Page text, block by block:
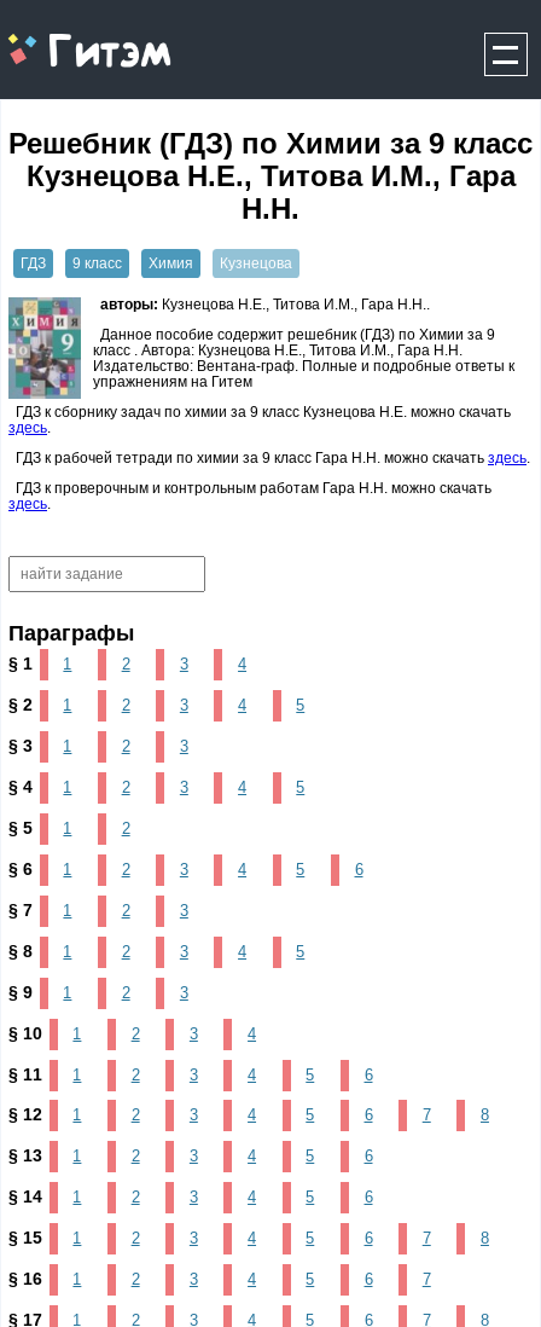
gitem.me
Решебник (ГДЗ) по Химии за 9 класс
Кузнецова Н.Е., Титова И.М., Гара
Н.Н.
ГДЗ 9 класс Химия Кузнецова
авторы: Кузнецова Н.Е., Титова И.М., Гара Н.Н..
Данное пособие содержит решебник (ГДЗ) по Химии за 9
класс . Автора: Кузнецова Н.Е., Титова И.М., Гара Н.Н.
Издательство: Вентана-граф. Полные и подробные ответы к
упражнениям на Гитем
ГДЗ к сборнику задач по химии за 9 класс Кузнецова Н.Е. можно скачать
здесь
ГДЗ к рабочей тетради по химии за 9 класс Гара Н.Н. можно скачать здесь
ГДЗ к проверочным и контрольным работам Гара Н.Н. можно скачать
здесь
Параграфы
§ 1 1 2 3 4
§ 2 1 2 3 4 5
§ 3 1 2 3
§ 4 1 2 3 4 5
§ 5 1 2
§ 6 1 2 3 4 5 6
§ 7 1 2 3
§ 8 1 2 3 4 5
§ 9 1 2 3
§ 10 1 2 3 4
§ 11 1 2 3 4 5 6
§ 12 1 2 3 4 5 6 7 8
§ 13 1 2 3 4 5 6
§ 14 1 2 3 4 5 6
§ 15 1 2 3 4 5 6 7 8
§ 16 1 2 3 4 5 6 7
§ 17 1 2 3 4 5 6 7 8